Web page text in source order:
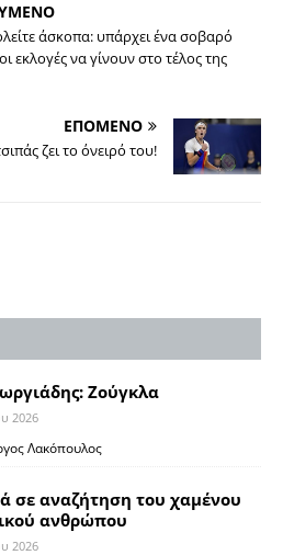
άσκοπα: υπάρχει ένα σοβαρό
εκλογές να γίνουν στο τέλος της
ΕΠΟΜΕΝΟ
ζει το όνειρό του!
Ζούγκλα
2026
Λακόπουλος
σε αναζήτηση του χαμένου
ανθρώπου
2026